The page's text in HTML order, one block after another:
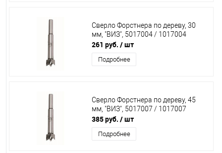
Сверло Форстнера по дереву, 30
мм, "ВИЗ", 5017004 / 1017004
261 руб. / шт
Подробнее
Сверло Форстнера по дереву, 45
мм, "ВИЗ", 5017007 / 1017007
385 руб. / шт
Подробнее